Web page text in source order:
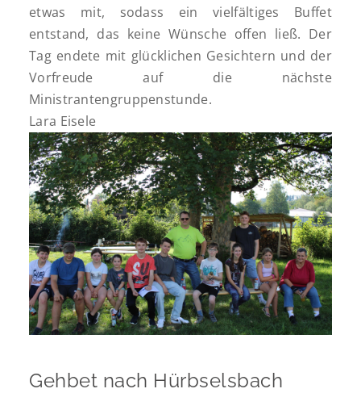
etwas mit, sodass ein vielfältiges Buffet
entstand, das keine Wünsche offen ließ. Der
Tag endete mit glücklichen Gesichtern und der
Vorfreude auf die nächste
Ministrantengruppenstunde.
Lara Eisele
Gehbet nach Hürbselsbach